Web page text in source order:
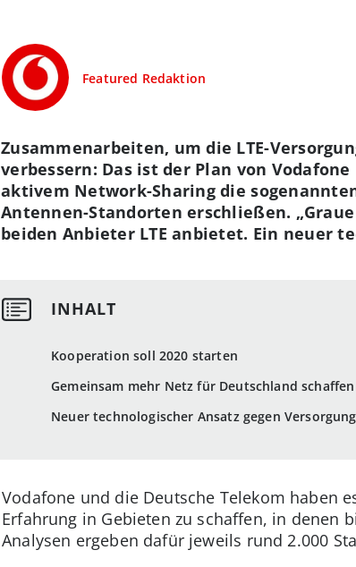
Featured Redaktion
Kooperation soll 2020 starten
Gemeinsam mehr Netz für Deutschland schaffen
Neuer technologischer Ansatz gegen
Zusammenarbeiten, um die LTE-
verbessern: Das ist der Plan von
aktivem Network-Sharing die
Antennen-Standorten erschließen.
beiden Anbieter LTE anbietet. Ein neuer
Vodafone und die Deutsche Telekom haben
Erfahrung in Gebieten zu schaffen, in denen
Analysen ergeben dafür jeweils rund 2.000